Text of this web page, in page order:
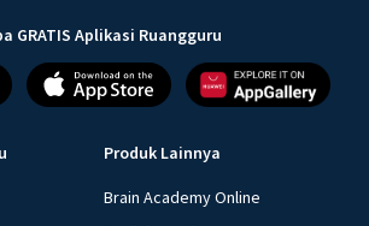
GRATIS Aplikasi Ruangguru
Produk Lainnya
Brain Academy Online